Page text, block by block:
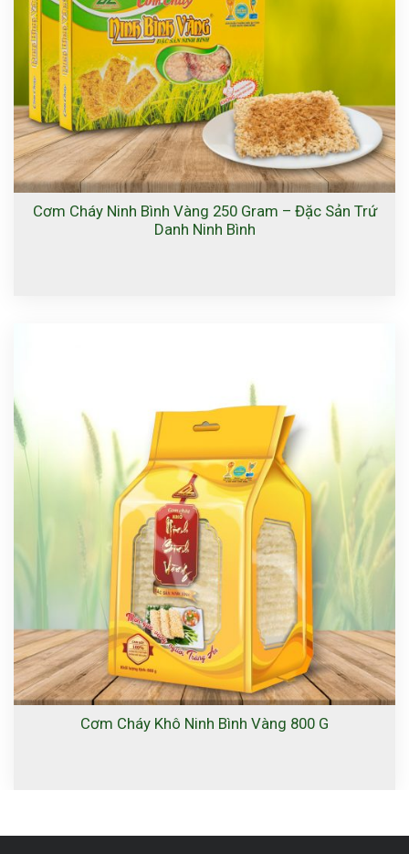
Cơm Cháy Ninh Bình Vàng 250 Gram – Đặc Sản Trứ
Danh Ninh Bình
Cơm Cháy Khô Ninh Bình Vàng 800 G